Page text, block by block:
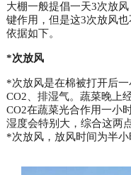
大棚一般提倡一天3次放
键作用，但是这3次放风
依据如下。
*次放风
*次放风是在棉被打开后
CO2、排湿气。蔬菜晚上
CO2在蔬菜光合作用一小
湿度会特别大，综合这两
*次放风，放风时间为半小